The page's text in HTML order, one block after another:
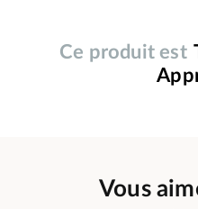
Ce produit est
Vous